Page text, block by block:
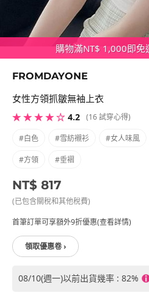
購物滿NT$ 1,000即免
FROMDAYONE
女性方領抓皺無袖上衣
★ ★ ★ ★ ☆ 4.2 (16 試穿心得)
#白色 #雪紡襯衫 #女人味風
#方領 #垂褶
NT$ 817
(已包含關稅和其他稅費)
首筆訂單可享額外9折優惠(查看詳情)
領取優惠卷 ›
08/10(週一)以前出貨幾率 : 82%